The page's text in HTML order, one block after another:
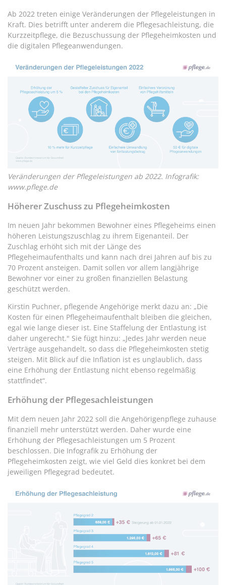
Ab 2022 treten einige Veränderungen der Pflegeleistungen in
Kraft. Dies betrifft unter anderem die Pflegesachleistung, die
Kurzzeitpflege, die Bezuschussung der Pflegeheimkosten und
die digitalen Pflegeanwendungen.
Veränderungen der Pflegeleistungen ab 2022. Infografik:
www.pflege.de
Höherer Zuschuss zu Pflegeheimkosten
Im neuen Jahr bekommen Bewohner eines Pflegeheims einen
höheren Leistungszuschlag zu ihrem Eigenanteil. Der
Zuschlag erhöht sich mit der Länge des
Pflegeheimaufenthalts und kann nach drei Jahren auf bis zu
70 Prozent ansteigen. Damit sollen vor allem langjährige
Bewohner vor einer zu großen finanziellen Belastung
geschützt werden.
Kirstin Puchner, pflegende Angehörige merkt dazu an: „Die
Kosten für einen Pflegeheimaufenthalt bleiben die gleichen,
egal wie lange dieser ist. Eine Staffelung der Entlastung ist
daher ungerecht." Sie fügt hinzu: „Jedes Jahr werden neue
Verträge ausgehandelt, so dass die Pflegeheimkosten stetig
steigen. Mit Blick auf die Inflation ist es unglaublich, dass
eine Erhöhung der Entlastung nicht ebenso regelmäßig
stattfindet“.
Erhöhung der Pflegesachleistungen
Mit dem neuen Jahr 2022 soll die Angehörigenpflege zuhause
finanziell mehr unterstützt werden. Daher wurde eine
Erhöhung der Pflegesachleistungen um 5 Prozent
beschlossen. Die Infografik zu Erhöhung der
Pflegeheimkosten zeigt, wie viel Geld dies konkret bei dem
jeweiligen Pflegegrad bedeutet.